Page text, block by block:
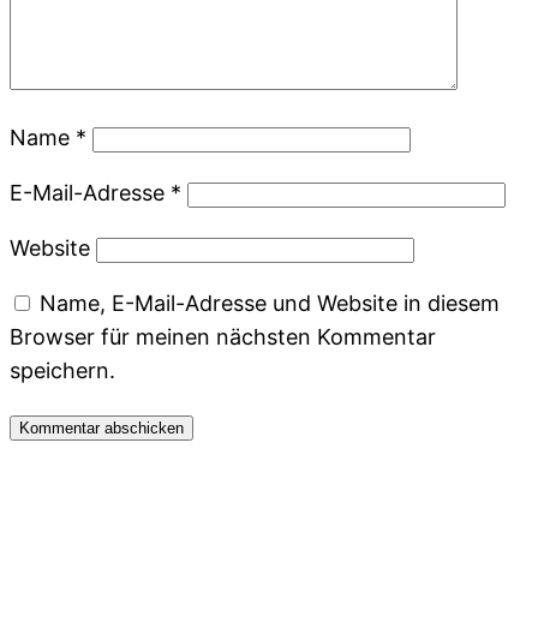
Name *
E-Mail-Adresse *
Website
Name, E-Mail-Adresse und Website in diesem
Browser für meinen nächsten Kommentar
speichern.